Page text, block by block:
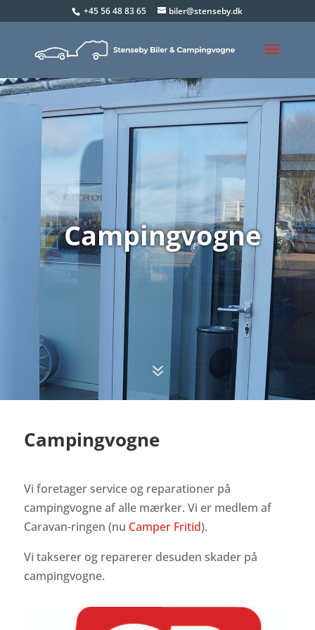
+45 56 48 83 65 biler@stenseby.dk
Campingvogne
7
Campingvogne
Vi foretager service og reparationer på
campingvogne af alle mærker. Vi er medlem af
Caravan-ringen (nu Camper Fritid).
Vi takserer og reparerer desuden skader på
campingvogne.